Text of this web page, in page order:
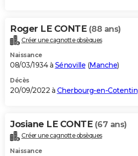
Roger LE CONTE (88 ans)
Créer une cagnotte obsèques
Naissance
08/03/1934 à Sénoville (Manche)
Décès
20/09/2022 à Cherbourg-en-Cotentin
Josiane LE CONTE (67 ans)
Créer une cagnotte obsèques
Naissance